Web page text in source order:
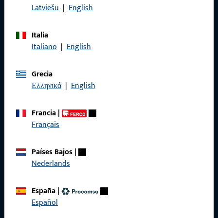
con nosotros por teléfono o correo electrónico.
Póngase en contacto con nosotros
Latviešu | English
Italia
Italiano | English
Grecia
Ελληνικά | English
Francia|
Français
Países Bajos|
Nederlands
España|
Español
Condiciones generales